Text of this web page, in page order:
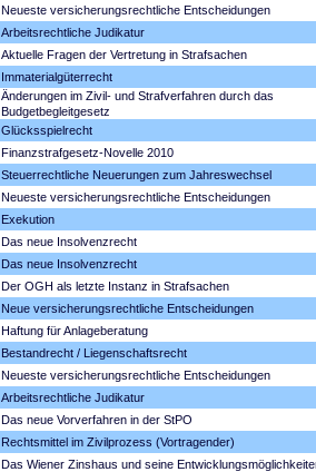
Neueste versicherungsrechtliche Entscheidungen
Arbeitsrechtliche Judikatur
Aktuelle Fragen der Vertretung in Strafsachen
Immaterialgüterrecht
Änderungen im Zivil- und Strafverfahren durch das
Budgetbegleitgesetz
Glücksspielrecht
Finanzstrafgesetz-Novelle 2010
Steuerrechtliche Neuerungen zum Jahreswechsel
Neueste versicherungsrechtliche Entscheidungen
Exekution
Das neue Insolvenzrecht
Das neue Insolvenzrecht
Der OGH als letzte Instanz in Strafsachen
Neue versicherungsrechtliche Entscheidungen
Haftung für Anlageberatung
Bestandrecht / Liegenschaftsrecht
Neueste versicherungsrechtliche Entscheidungen
Arbeitsrechtliche Judikatur
Das neue Vorverfahren in der StPO
Rechtsmittel im Zivilprozess (Vortragender)
Das Wiener Zinshaus und seine